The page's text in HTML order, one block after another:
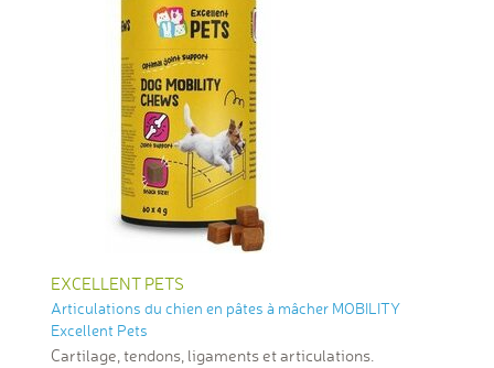
EXCELLENT PETS
Articulations du chien en pâtes à mâcher MOBILITY
Excellent Pets
Cartilage, tendons, ligaments et articulations.